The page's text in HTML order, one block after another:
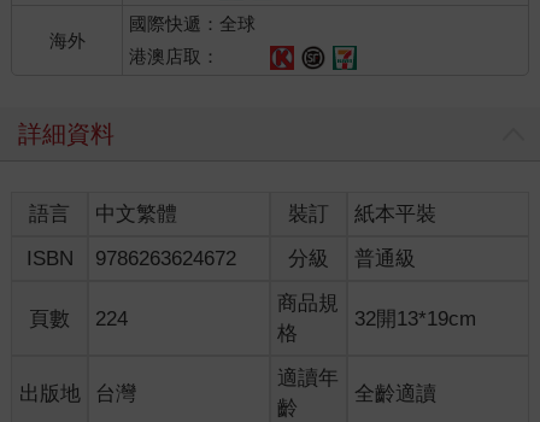
海外
國際快遞：全球
港澳店取：
詳細資料
語言 中文繁體 裝訂
紙本平裝
ISBN
9786263624672 分級 普通級
頁數 224
商品規
格
32開13*19cm
出版地 台灣
適讀年
齡
全齡適讀